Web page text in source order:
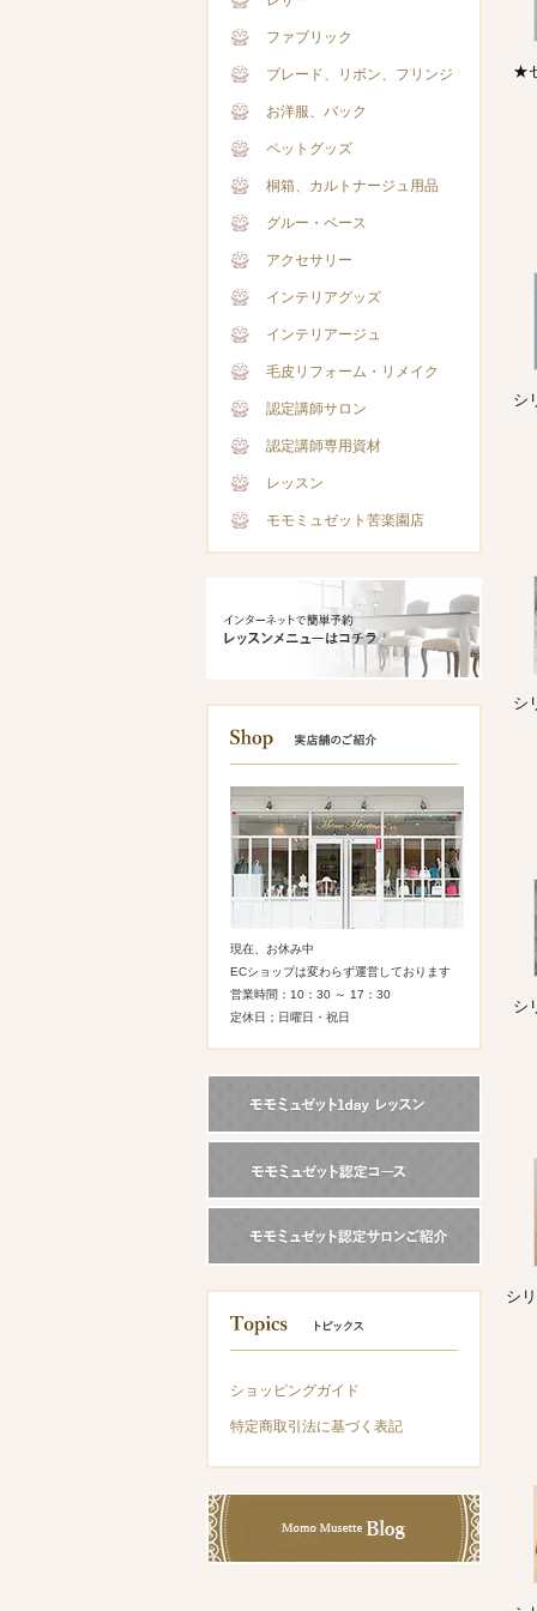
ファブリック
ブレード、リボン、フリンジ
お洋服、バック
ペットグッズ
桐箱、カルトナージュ用品
グルー・ベース
アクセサリー
インテリアグッズ
インテリアージュ
毛皮リフォーム・リメイク
認定講師サロン
認定講師専用資材
レッスン
モモミュゼット苦楽園店
現在、お休み中
ECショップは変わらず運営しております
営業時間：10：30 ～ 17：30
定休日；日曜日・祝日
ショッピングガイド
特定商取引法に基づく表記
★
シ
シ
シ
シ